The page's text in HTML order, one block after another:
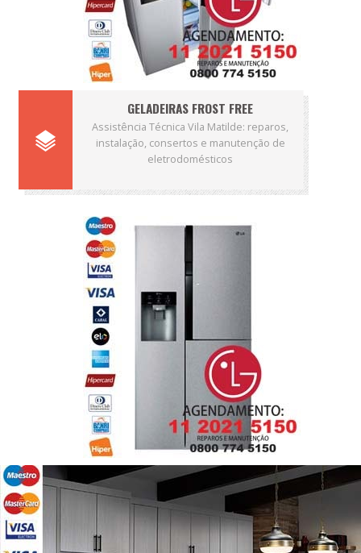
GELADEIRAS FROST FREE
Assistência Técnica Vila Matilde: reparos,
instalação, consertos e manutenção de
eletrodomésticos